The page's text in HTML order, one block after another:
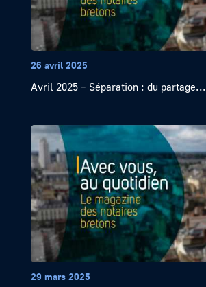
26 avril 2025
Avril 2025 – Séparation : du partage...
29 mars 2025